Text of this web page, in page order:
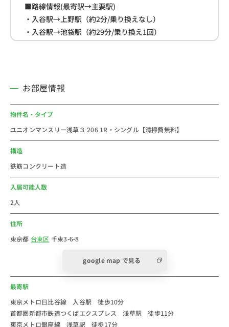
■路線情報(最寄駅→主要駅)
・入谷駅→上野駅（約2分/乗り換えなし）
・入谷駅→池袋駅（約29分/乗り換え1回）
・入谷駅→新宿駅（約39分/乗り換え1回）
・セブンイレブン(約23ｍ)
・まいばすけっと(約35ｍ)
＜物件周辺コメント＞
最寄駅の東京メトロ日比谷線「入谷駅」は、都心のター
ミナル駅の1つの上野までは、たったの2分でアクセスす
駅周辺は買い物スポットがたくさんあり、駅の近くにあ
ん。
物件からは徒歩13分なので、お休みの日には浅草寺の商
店で人形焼やぜんざい、お団子などを召し上がってはい
かがでしょうか。
近くには隅田川があり、対岸にはスカイツリーを望む事
ができます。
お部屋情報
物件名・タイプ
ユニオンマンスリー浅草３ 206 1R・シングル【清掃費無料】
構造
鉄筋コンクリート造
入居可能人数
2人
住所
東京都 台東区 千束3-6-8
google map で見る
最寄駅
東京メトロ日比谷線 入谷駅 徒歩10分
首都圏新都市鉄道つくばエクスプレス 浅草駅 徒歩11分
東京メトロ銀座線 浅草駅 徒歩17分